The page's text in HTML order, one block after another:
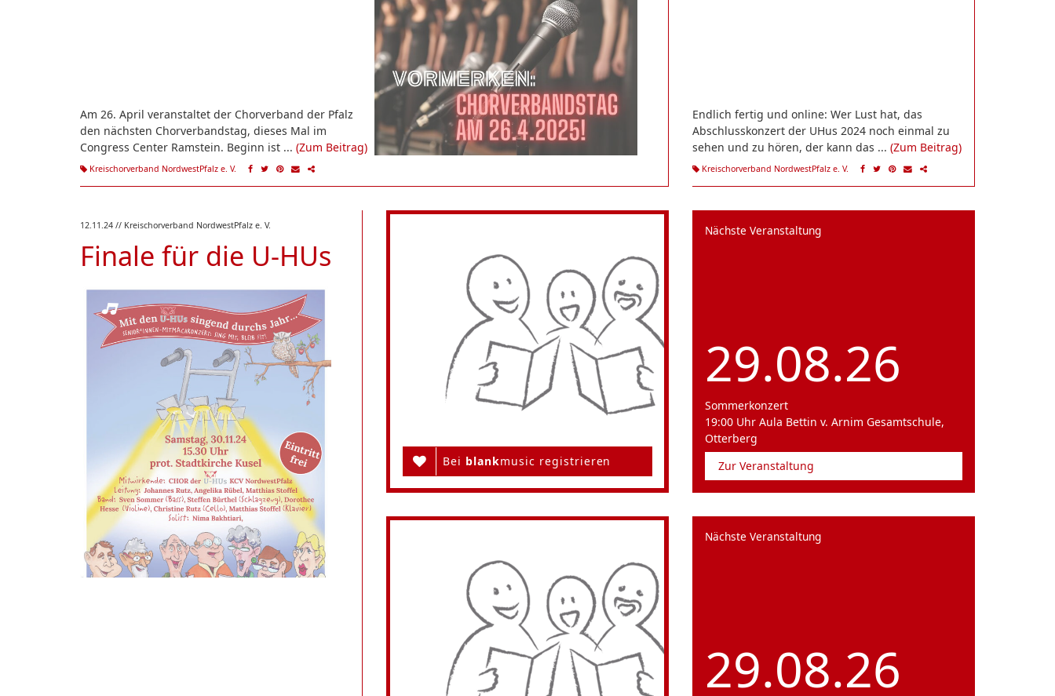
Am 26. April veranstaltet der Chorverband der Pfalz
den nächsten Chorverbandstag, dieses Mal im
Congress Center Ramstein. Beginn ist ... (Zum Beitrag)
Kreischorverband NordwestPfalz e. V.
Endlich fertig und online: Wer Lust hat, das
Abschlusskonzert der UHus 2024 noch einmal zu
sehen und zu hören, der kann das ... (Zum Beitrag)
Kreischorverband NordwestPfalz e. V.
12.11.24 // Kreischorverband NordwestPfalz e. V.
Finale für die U-HUs
Bei blankmusic registrieren
Nächste Veranstaltung
29.08.26
Sommerkonzert
19:00 Uhr Aula Bettin v. Arnim Gesamtschule,
Otterberg
Zur Veranstaltung
Nächste Veranstaltung
29.08.26